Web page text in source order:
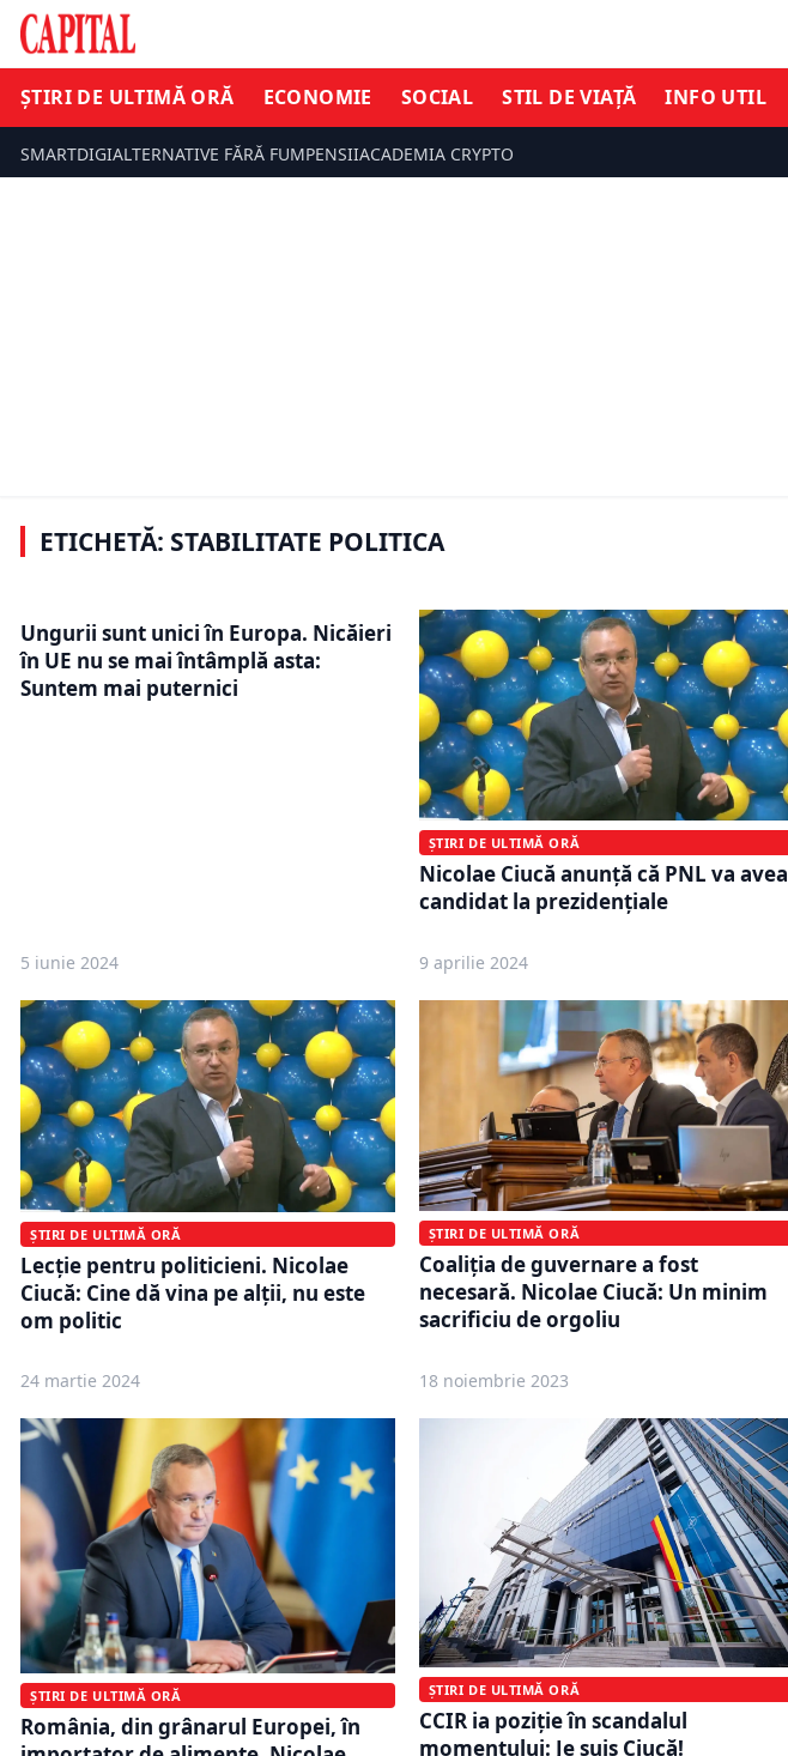
ȘTIRI DE ULTIMĂ ORĂ ECONOMIE SOCIAL STIL DE VIAȚĂ INFO UTIL
SMARTDIGIALTERNATIVE FĂRĂ FUMPENSIIACADEMIA CRYPTO
ETICHETĂ: STABILITATE POLITICA
termen lung e bine să ai o
stabilitate politică
posibil să fi câştigat alegerile, dar
aveam o coaliţie făcută praf
Ungurii sunt unici în Europa. Nicăieri
în UE nu se mai întâmplă asta:
Suntem mai puternici
5 iunie 2024
ȘTIRI DE ULTIMĂ ORĂ
Nicolae Ciucă anunță că PNL va avea
candidat la prezidenţiale
9 aprilie 2024
ȘTIRI DE ULTIMĂ ORĂ
Lecție pentru politicieni. Nicolae
Ciucă: Cine dă vina pe alții, nu este
om politic
24 martie 2024
ȘTIRI DE ULTIMĂ ORĂ
Coaliția de guvernare a fost
necesară. Nicolae Ciucă: Un minim
sacrificiu de orgoliu
18 noiembrie 2023
ȘTIRI DE ULTIMĂ ORĂ
România, din grânarul Europei, în
ȘTIRI DE ULTIMĂ ORĂ
CCIR ia poziţie în scandalul
momentului: Je suis Ciucă!